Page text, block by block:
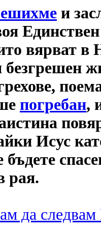
и
вярват в
погребан,
Исус
бъдете
рая.
да